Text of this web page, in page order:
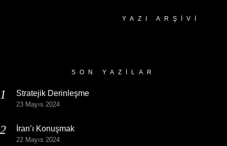
YAZI ARŞIVI
SON YAZILAR
Stratejik Derinleşme
23 Mayıs 2024
İran’ı Konuşmak
22 Mayıs 2024